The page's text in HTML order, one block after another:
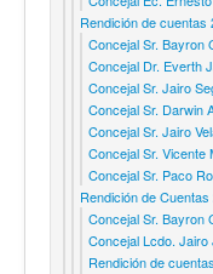
Rendición de cuentas
Concejal Sr. Bayron
Concejal Dr. Everth
Concejal Sr. Jairo
Concejal Sr. Darwin
Concejal Sr. Jairo
Concejal Sr. Vicente
Concejal Sr. Paco
Rendición de Cuentas
Concejal Sr. Bayron
Concejal Lcdo. Jairo
Rendición de